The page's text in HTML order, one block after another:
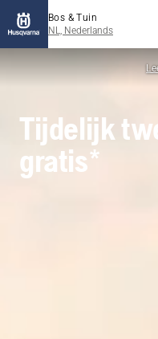
Bos & Tuin
NL, Nederlands
Tijdelijk
gratis*